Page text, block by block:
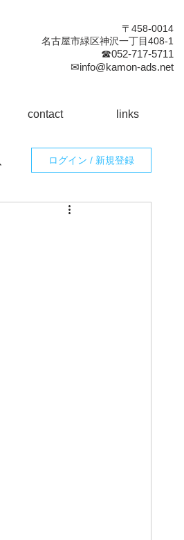
〒458-0014
名古屋市緑区神沢一丁目408-1
☎052-717-5711
✉info@kamon-ads.net
contact links
ログイン / 新規登録